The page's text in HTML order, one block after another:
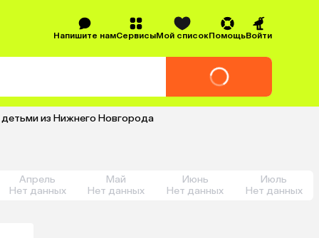
Напишите намСервисыМой списокПомощьВойти
из Нижнего Новгорода
Апрель
Нет данных
Май
Нет данных
Июнь
Нет данных
Июль
Нет данных